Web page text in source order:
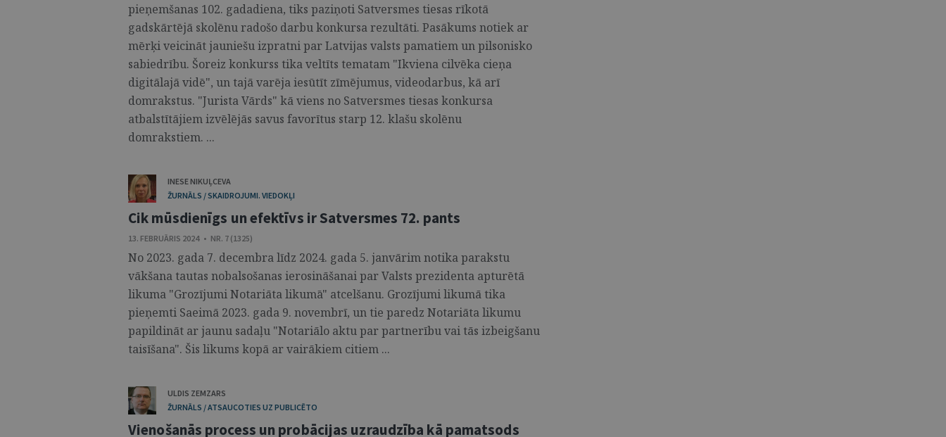
pieņemšanas 102. gadadiena, tiks paziņoti Satversmes tiesas rīkotā
gadskārtējā skolēnu radošo darbu konkursa rezultāti. Pasākums notiek ar
mērķi veicināt jauniešu izpratni par Latvijas valsts pamatiem un pilsonisko
sabiedrību. Šoreiz konkurss tika veltīts tematam "Ikviena cilvēka cieņa
digitālajā vidē", un tajā varēja iesūtīt zīmējumus, videodarbus, kā arī
domrakstus. "Jurista Vārds" kā viens no Satversmes tiesas konkursa
atbalstītājiem izvēlējās savus favorītus starp 12. klašu skolēnu
domrakstiem. ...
INESE NIKUĻCEVA
ŽURNĀLS / SKAIDROJUMI. VIEDOKĻI
Cik mūsdienīgs un efektīvs ir Satversmes 72. pants
13. FEBRUĀRIS 2024 • NR. 7 (1325)
No 2023. gada 7. decembra līdz 2024. gada 5. janvārim notika parakstu
vākšana tautas nobalsošanas ierosināšanai par Valsts prezidenta apturētā
likuma "Grozījumi Notariāta likumā" atcelšanu. Grozījumi likumā tika
pieņemti Saeimā 2023. gada 9. novembrī, un tie paredz Notariāta likumu
papildināt ar jaunu sadaļu "Notariālo aktu par partnerību vai tās izbeigšanu
taisīšana". Šis likums kopā ar vairākiem citiem ...
ULDIS ZEMZARS
ŽURNĀLS / ATSAUCOTIES UZ PUBLICĒTO
Vienošanās process un probācijas uzraudzība kā pamatsods